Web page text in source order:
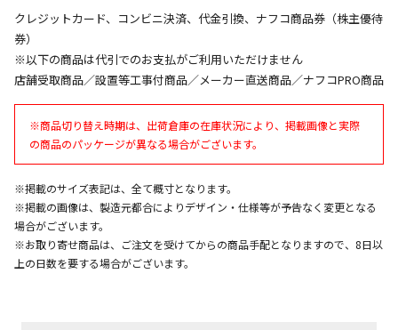
は、休業明けからの出荷対応となります。
設置工事代金も含まれた商品です
お見積商品です。金額・施工日はお打ち合わせの上、
決定となります。
お見積商品です。金額・施工日はお打ち合わせの上、
決定となります。
クレジットカード、コンビニ決済、代金引換、ナフコ商品券（株主優待
券）
※以下の商品は代引でのお支払がご利用いただけません
店舗受取商品／設置等工事付商品／メーカー直送商品／ナフコPRO商品
※商品切り替え時期は、出荷倉庫の在庫状況により、掲載画像と実際
の商品のパッケージが異なる場合がございます。
※掲載のサイズ表記は、全て概寸となります。
※掲載の画像は、製造元都合によりデザイン・仕様等が予告なく変更となる
場合がございます。
※お取り寄せ商品は、ご注文を受けてからの商品手配となりますので、8日以
上の日数を要する場合がございます。